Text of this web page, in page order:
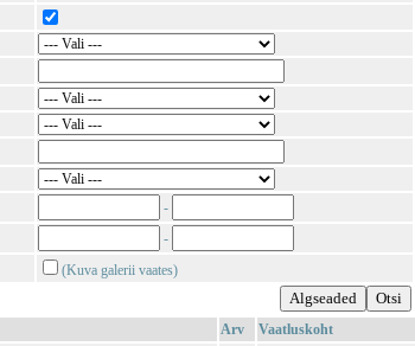
-
-
(Kuva galerii vaates)
Arv
Vaatluskoht